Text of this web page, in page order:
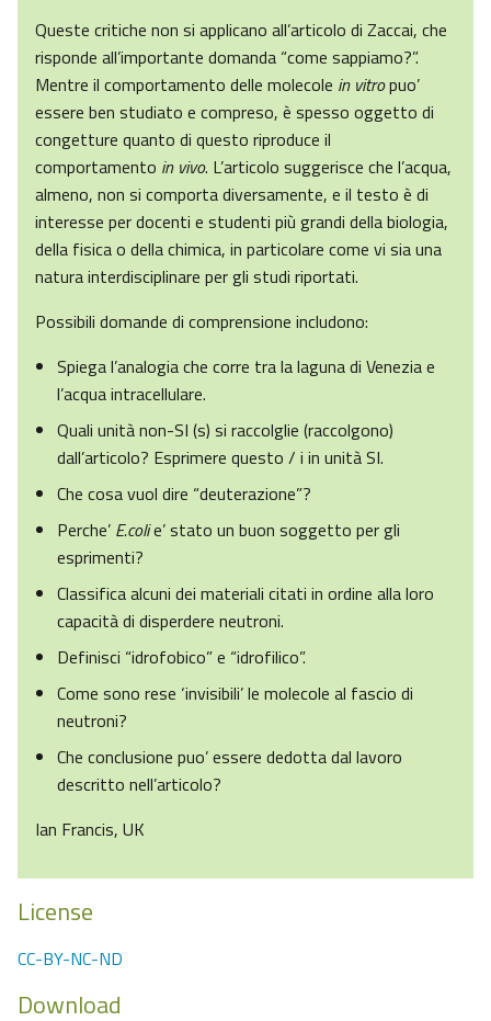
Queste critiche non si applicano all’articolo di Zaccai, che
risponde all’importante domanda “come sappiamo?”.
Mentre il comportamento delle molecole in vitropuo’
essere ben studiato e compreso, è spesso oggetto di
congetture quanto di questo riproduce il
comportamento in vivo. L’articolo suggerisce che l’acqua,
almeno, non si comporta diversamente, e il testo è di
interesse per docenti e studenti più grandi della biologia,
della fisica o della chimica, in particolare come vi sia una
natura interdisciplinare per gli studi riportati.
Possibili domande di comprensione includono:
Spiega l’analogia che corre tra la laguna di Venezia e
l’acqua intracellulare.
Quali unità non-SI (s) si raccolglie (raccolgono)
dall’articolo? Esprimere questo / i in unità SI.
Che cosa vuol dire “deuterazione”?
Perche’ E.colie’ stato un buon soggetto per gli
esprimenti?
Classifica alcuni dei materiali citati in ordine alla loro
capacità di disperdere neutroni.
Definisci “idrofobico” e “idrofilico”.
Come sono rese ‘invisibili’ le molecole al fascio di
neutroni?
Che conclusione puo’ essere dedotta dal lavoro
descritto nell’articolo?
Ian Francis, UK
License
CC-BY-NC-ND
Download